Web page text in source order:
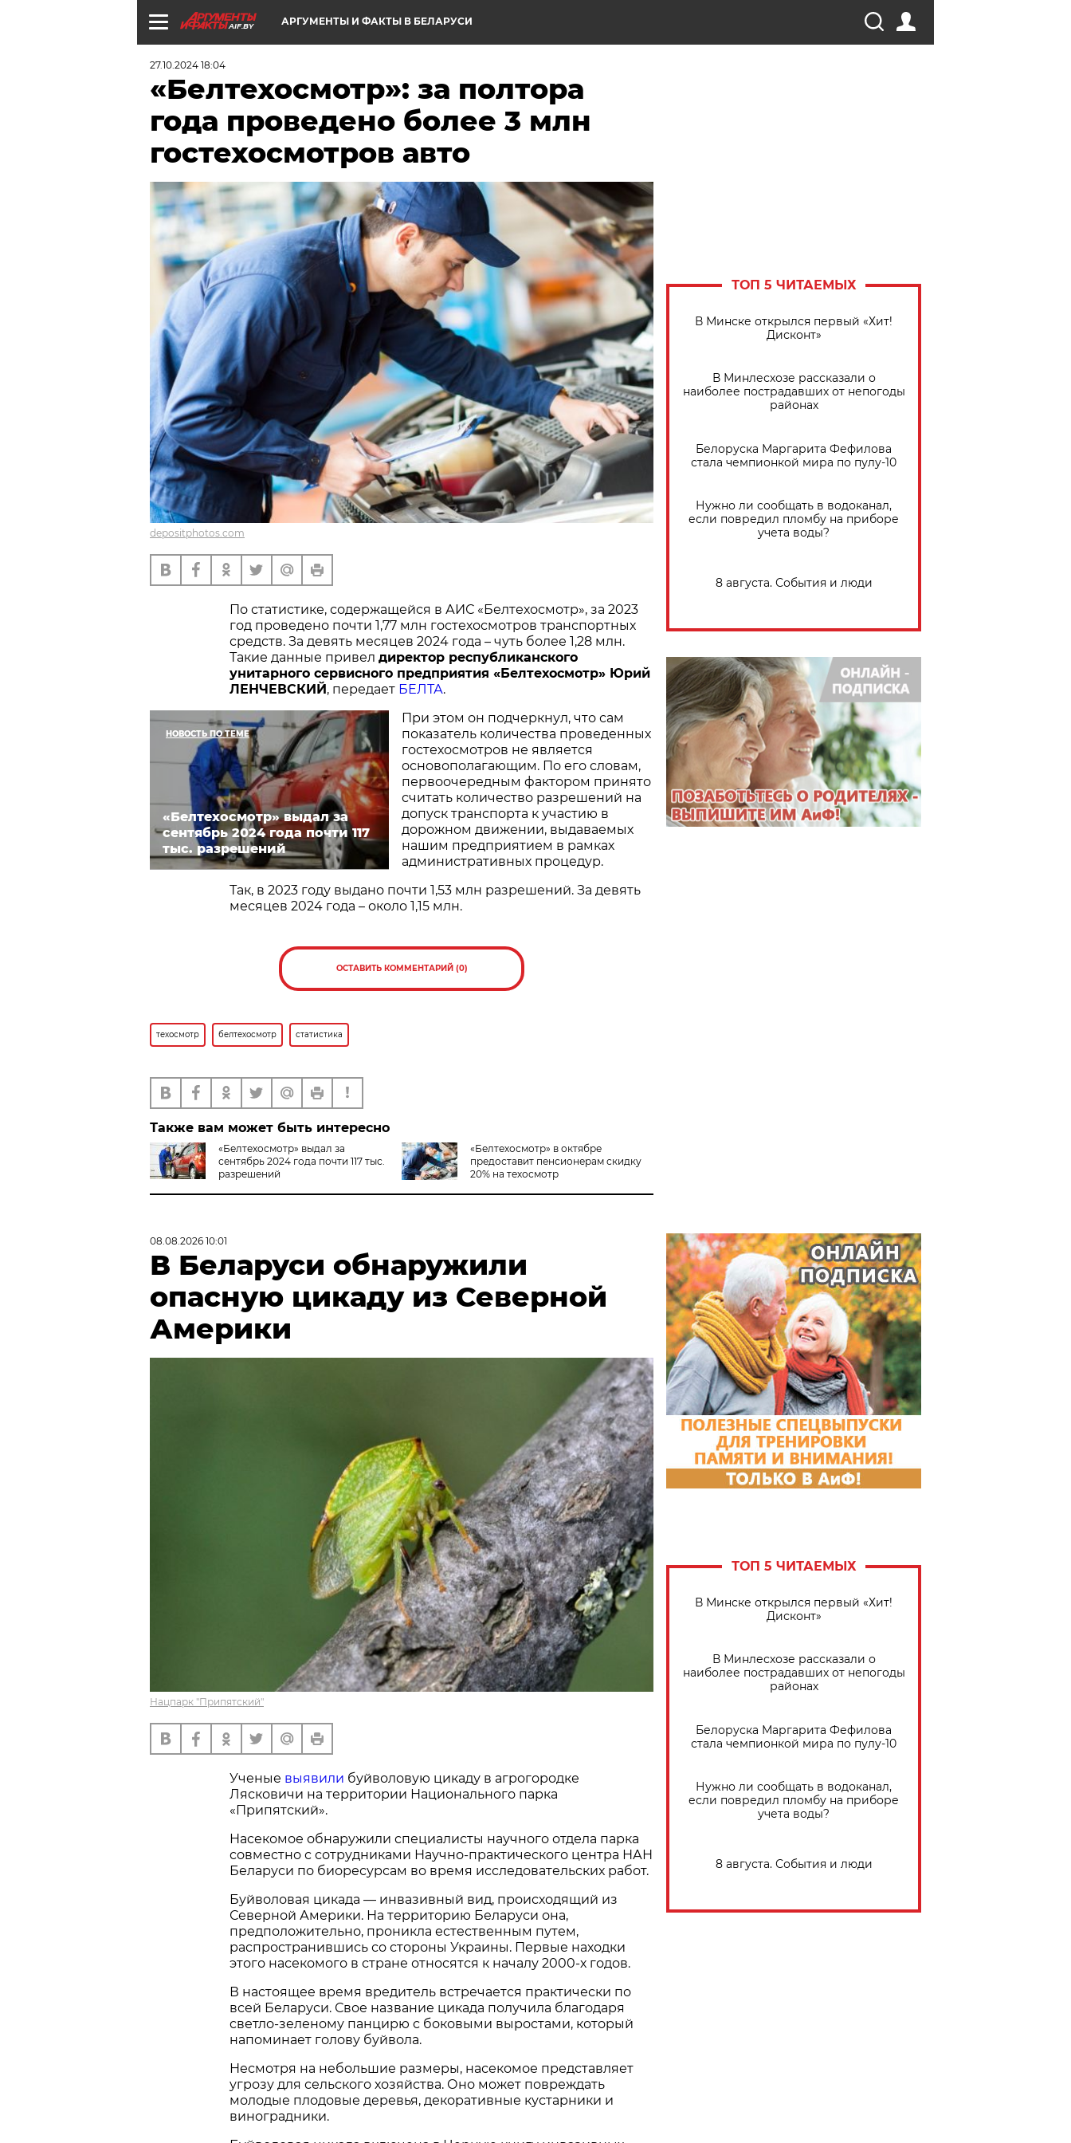
AIF.BY АРГУМЕНТЫ И ФАКТЫ В БЕЛАРУСИ
27.10.2024 18:04
«Белтехосмотр»: за полтора
года проведено более 3 млн
гостехосмотров авто
depositphotos.com
По статистике, содержащейся в АИС «Белтехосмотр», за 2023
год проведено почти 1,77 млн гостехосмотров транспортных
средств. За девять месяцев 2024 года – чуть более 1,28 млн.
Такие данные привел директор республиканского
унитарного сервисного предприятия «Белтехосмотр» Юрий
ЛЕНЧЕВСКИЙ, передает БЕЛТА.
НОВОСТЬ ПО ТЕМЕ
«Белтехосмотр» выдал за
сентябрь 2024 года почти 117
тыс. разрешений
При этом он подчеркнул, что сам
показатель количества проведенных
гостехосмотров не является
основополагающим. По его словам,
первоочередным фактором принято
считать количество разрешений на
допуск транспорта к участию в
дорожном движении, выдаваемых
нашим предприятием в рамках
административных процедур.
Так, в 2023 году выдано почти 1,53 млн разрешений. За девять
месяцев 2024 года – около 1,15 млн.
ОСТАВИТЬ КОММЕНТАРИЙ (0)
техосмотр белтехосмотр статистика
Также вам может быть интересно
«Белтехосмотр» выдал за
сентябрь 2024 года почти 117 тыс.
разрешений
«Белтехосмотр» в октябре
предоставит пенсионерам скидку
20% на техосмотр
ТОП 5 ЧИТАЕМЫХ
В Минске открылся первый «Хит!
Дисконт»
В Минлесхозе рассказали о
наиболее пострадавших от непогоды
районах
Белоруска Маргарита Фефилова
стала чемпионкой мира по пулу-10
Нужно ли сообщать в водоканал,
если повредил пломбу на приборе
учета воды?
8 августа. События и люди
08.08.2026 10:01
В Беларуси обнаружили
опасную цикаду из Северной
Америки
Нацпарк "Припятский"
Ученые выявили буйволовую цикаду в агрогородке
Лясковичи на территории Национального парка
«Припятский».
Насекомое обнаружили специалисты научного отдела парка
совместно с сотрудниками Научно-практического центра НАН
Беларуси по биоресурсам во время исследовательских работ.
Буйволовая цикада — инвазивный вид, происходящий из
Северной Америки. На территорию Беларуси она,
предположительно, проникла естественным путем,
распространившись со стороны Украины. Первые находки
этого насекомого в стране относятся к началу 2000-х годов.
В настоящее время вредитель встречается практически по
всей Беларуси. Свое название цикада получила благодаря
светло-зеленому панцирю с боковыми выростами, который
напоминает голову буйвола.
Несмотря на небольшие размеры, насекомое представляет
угрозу для сельского хозяйства. Оно может повреждать
молодые плодовые деревья, декоративные кустарники и
виноградники.
ТОП 5 ЧИТАЕМЫХ
В Минске открылся первый «Хит!
Дисконт»
В Минлесхозе рассказали о
наиболее пострадавших от непогоды
районах
Белоруска Маргарита Фефилова
стала чемпионкой мира по пулу-10
Нужно ли сообщать в водоканал,
если повредил пломбу на приборе
учета воды?
8 августа. События и люди